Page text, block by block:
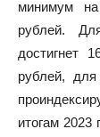
минимум
рублей.
достигнет
рублей,
итогам